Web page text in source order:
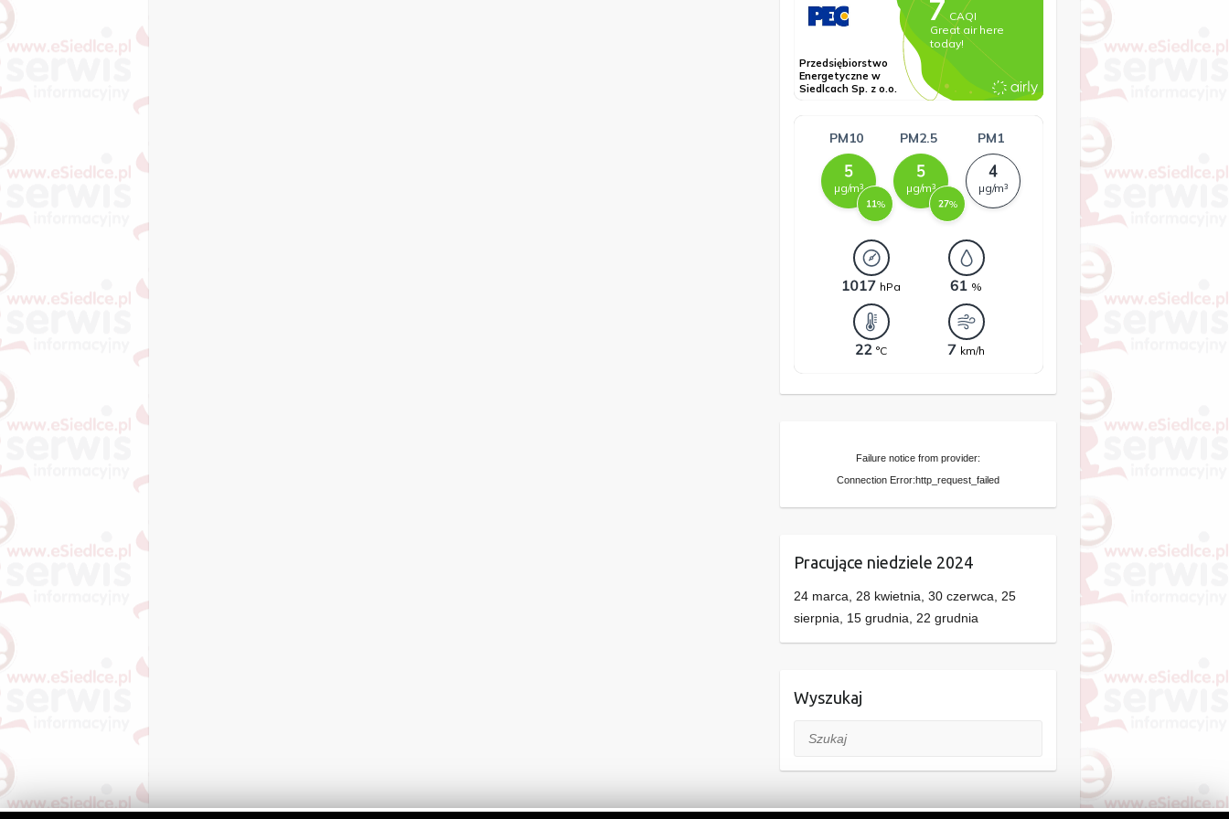
Failure notice from provider:
Connection Error:http_request_failed
Pracujące niedziele 2024
24 marca, 28 kwietnia, 30 czerwca, 25
sierpnia, 15 grudnia, 22 grudnia
Wyszukaj
Szukaj